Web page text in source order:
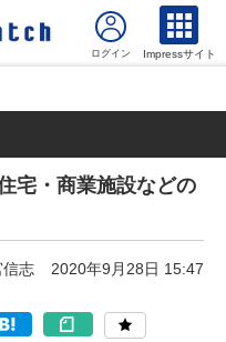
Impressサイト
宅・商業施設などの
信志 2020年9月28日 15:47